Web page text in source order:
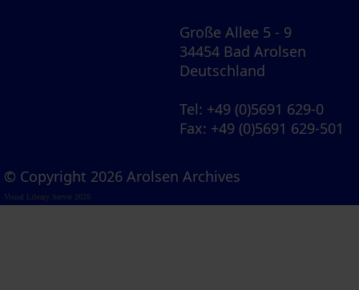
Große Allee 5 - 9
34454 Bad Arolsen
Deutschland
Tel: +49 (0)5691 629-0
Fax: +49 (0)5691 629-501
© Copyright 2026 Arolsen Archives
Visual Library Server 2026